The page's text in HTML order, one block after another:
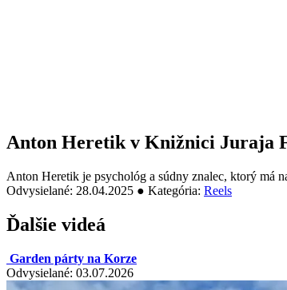
Anton Heretik v Knižnici Juraja
Anton Heretik je psychológ a súdny znalec, ktorý má
Odvysielané: 28.04.2025 ● Kategória: Reels
Ďalšie videá
Garden párty na Korze
Odvysielané: 03.07.2026